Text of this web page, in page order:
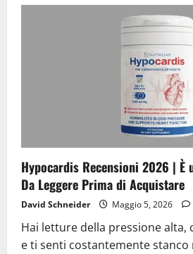
2026
|
una
Truffa
Reale?
Leggere
Prima
di
Acquistare
Hypocardis Recensioni 2026 | È
Da Leggere Prima di Acquistare
David Schneider Maggio 5, 2026
Hai letture della pressione alta,
e ti senti costantemente